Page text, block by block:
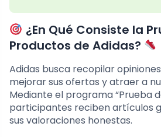
¿En Qué Consiste la
Productos de Adidas?
Adidas busca recopilar
mejorar sus ofertas y atraer a
Mediante el programa “Prueba
participantes reciben artículos
sus valoraciones honestas.